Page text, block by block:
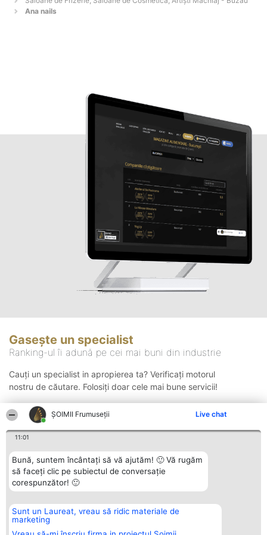
ȘOIMII Frumuseții Live chat
11:01
Bună, suntem încântați să vă ajutăm! 🙂 Vă rugăm
să faceți clic pe subiectul de conversație
corespunzător! 🙂
Sunt un Laureat, vreau să ridic materiale de
marketing
Ana nails
Gasește un specialist
Ranking-ul îi adună pe cei mai buni din industrie
Cauți un specialist in apropierea ta? Verificați motorul
nostru de căutare. Folosiți doar cele mai bune servicii!
Organizator Ranking
BRIGHT SOLUTIONS BR SRL
Aleea Timisul De Sus 2 Bl. A30
Plebiscyt
Lista Tuturor
Contact